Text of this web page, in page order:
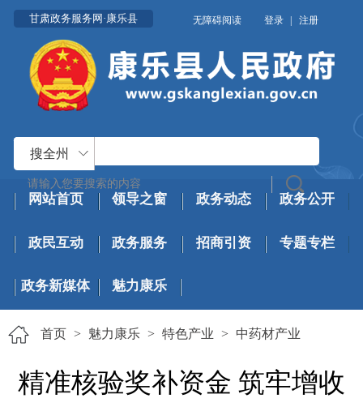
甘肃政务服务网·康乐县 无障碍阅读 登录 | 注册
搜全州
网站首页 领导之窗 政务动态 政务公开
政民互动 政务服务 招商引资 专题专栏
政务新媒体 魅力康乐
首页 > 魅力康乐 > 特色产业 > 中药材产业
精准核验奖补资金 筑牢增收